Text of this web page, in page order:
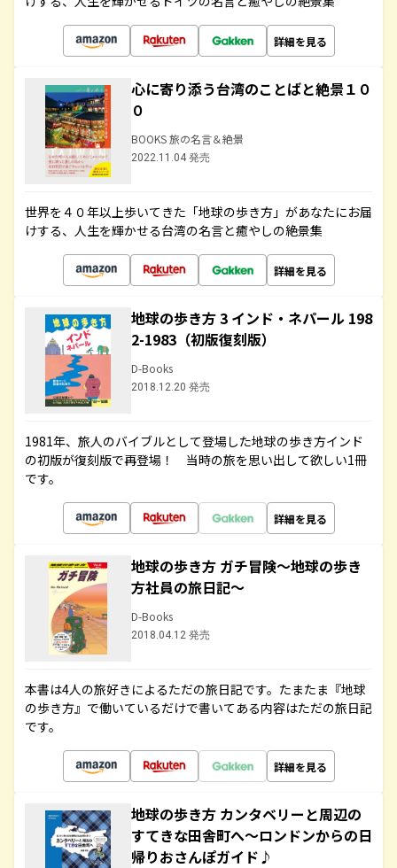
詳細を見る
心に寄り添う台湾のことばと絶景１０
０
BOOKS 旅の名言＆絶景
2022.11.04 発売
世界を４０年以上歩いてきた「地球の歩き方」があなたにお届
けする、人生を輝かせる台湾の名言と癒やしの絶景集
詳細を見る
地球の歩き方 3 インド・ネパール 198
2-1983（初版復刻版）
D-Books
2018.12.20 発売
1981年、旅人のバイブルとして登場した地球の歩き方インド
の初版が復刻版で再登場！ 当時の旅を思い出して欲しい1冊
です。
詳細を見る
地球の歩き方 ガチ冒険～地球の歩き
方社員の旅日記～
D-Books
2018.04.12 発売
本書は4人の旅好きによるただの旅日記です。たまたま『地球
の歩き方』で働いているだけで書いてある内容はただの旅日記
です。
詳細を見る
地球の歩き方 カンタベリーと周辺の
すてきな田舎町へ～ロンドンからの日
帰りおさんぽガイド♪